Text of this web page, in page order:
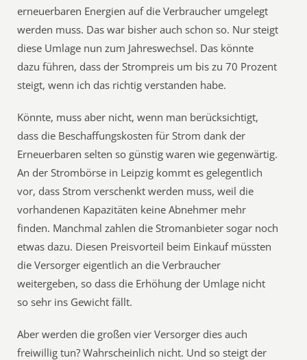
erneuerbaren Energien auf die Verbraucher umgelegt
werden muss. Das war bisher auch schon so. Nur steigt
diese Umlage nun zum Jahreswechsel. Das könnte
dazu führen, dass der Strompreis um bis zu 70 Prozent
steigt, wenn ich das richtig verstanden habe.
Könnte, muss aber nicht, wenn man berücksichtigt,
dass die Beschaffungskosten für Strom dank der
Erneuerbaren selten so günstig waren wie gegenwärtig.
An der Strombörse in Leipzig kommt es gelegentlich
vor, dass Strom verschenkt werden muss, weil die
vorhandenen Kapazitäten keine Abnehmer mehr
finden. Manchmal zahlen die Stromanbieter sogar noch
etwas dazu. Diesen Preisvorteil beim Einkauf müssten
die Versorger eigentlich an die Verbraucher
weitergeben, so dass die Erhöhung der Umlage nicht
so sehr ins Gewicht fällt.
Aber werden die großen vier Versorger dies auch
freiwillig tun? Wahrscheinlich nicht. Und so steigt der